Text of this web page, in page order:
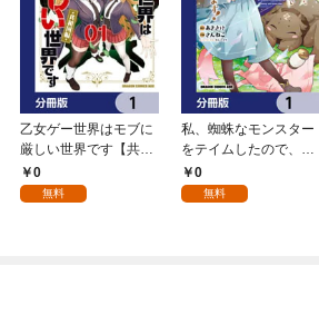
乙女ゲー世界はモブに
厳しい世界です【共和
国編】【分冊版】 1
0
無料
私、蜘蛛なモンスター
をテイムしたので、ス
パイダーシルクで裁縫
を頑張ります！【分冊
0
無料